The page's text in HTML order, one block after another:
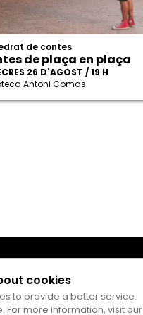
de contes
de plaça en plaça
26 D'AGOST / 19 H
Antoni Comas
cookies
to provide a better service.
For more information, visit our